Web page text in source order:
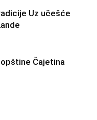
Uz učešće
Čajetina